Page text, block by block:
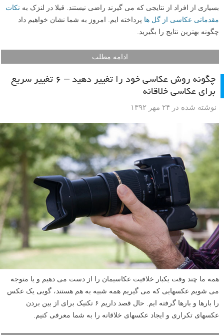
بسیاری از افراد از نتایجی که می گیرند راضی نیستند. قبلا در لنزک به نکات
مقدماتی عکاسی از گل ها پرداخته ایم. امروز به شما نشان خواهیم داد
چگونه بهترین نتایج را بگیرید.
ادامه مطلب
چگونه روش عکاسی خود را تغییر دهید – ۶ تغییر سریع
برای عکاسی خلاقانه
نوشته شده در ۲۴ مهر ۱۳۹۲
همه ما چند وقت یکبار خلاقیت عکاسیمان را از دست می دهیم و یا متوجه
می شویم عکسهایی که می گیریم همه شبیه به هم هستند، گویی یک عکس
را بارها و بارها گرفته ایم. حال قصد داریم ۶ تکنیک برای از بین بردن
عکسهای تکراری و ایجاد عکسهای خلاقانه را به شما معرفی کنیم.